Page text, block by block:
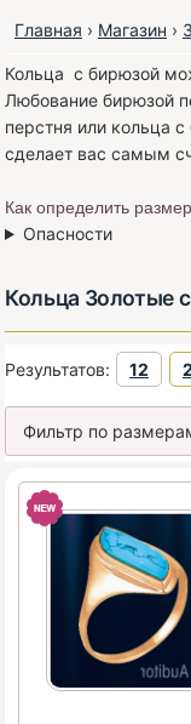
Главная › Магазин ›
Кольца с бирюзой
Любование бирюзой
перстня или кольца
сделает вас самым
Как определить
Опасности
Кольца Золотые
Результатов: 12